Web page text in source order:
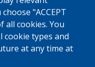
"ACCEPT
all cookies. You
cookie types and
at any time at